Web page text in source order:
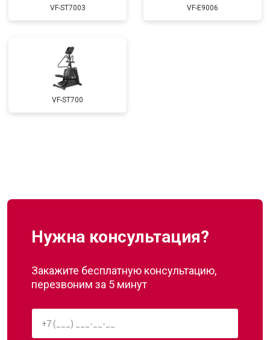
VF-ST7003 VF-E9006
VF-ST700
Нужна консультация?
Закажите бесплатную консультацию,
перезвоним за 5 минут